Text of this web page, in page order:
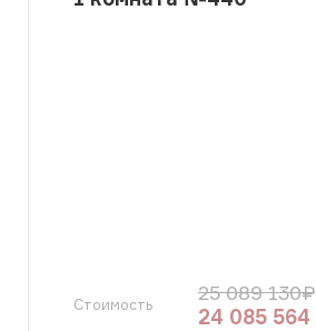
Стоимость 25 089 130₽
24 085 564